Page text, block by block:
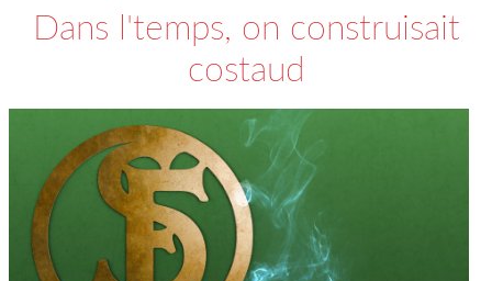
Dans l'temps, on construisait
costaud